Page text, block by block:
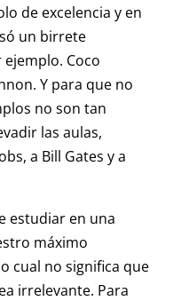
de excelencia y en
un birrete
Coco
Y para que no
no son tan
las aulas,
a Bill Gates y a
estudiar en una
máximo
cual no significa que
irrelevante. Para